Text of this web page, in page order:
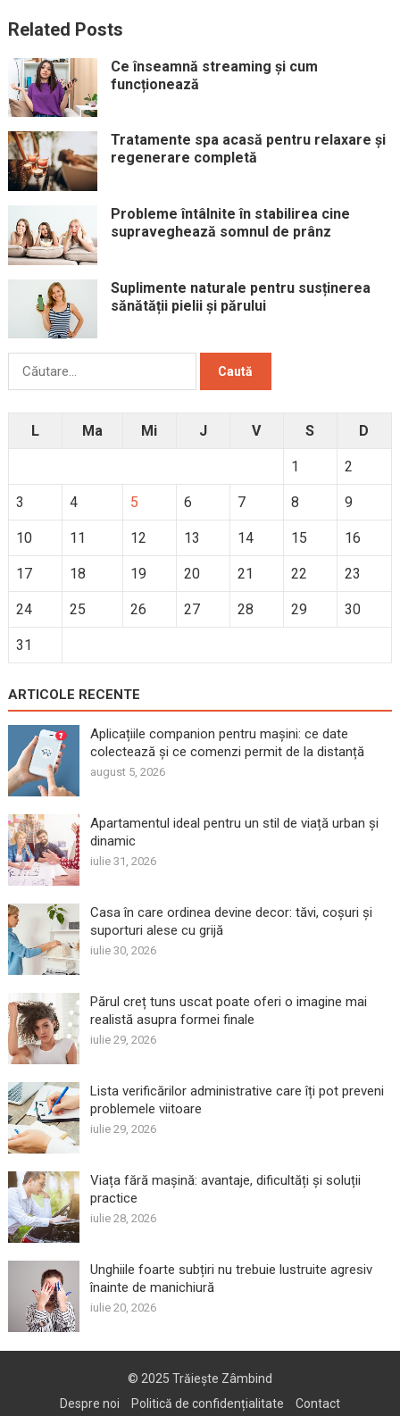
Related Posts
Ce înseamnă streaming și cum
funcționează
Tratamente spa acasă pentru relaxare și
regenerare completă
Probleme întâlnite în stabilirea cine
supraveghează somnul de prânz
Suplimente naturale pentru susținerea
sănătății pielii și părului
Caută
L Ma Mi J V S D
1 2
3 4 5 6 7 8 9
10 11 12 13 14 15 16
17 18 19 20 21 22 23
24 25 26 27 28 29 30
31
ARTICOLE RECENTE
Aplicațiile companion pentru mașini: ce date
colectează și ce comenzi permit de la distanță
august 5, 2026
Apartamentul ideal pentru un stil de viață urban și
dinamic
iulie 31, 2026
Casa în care ordinea devine decor: tăvi, coșuri și
suporturi alese cu grijă
iulie 30, 2026
Părul creț tuns uscat poate oferi o imagine mai
realistă asupra formei finale
iulie 29, 2026
Lista verificărilor administrative care îți pot preveni
problemele viitoare
iulie 29, 2026
Viața fără mașină: avantaje, dificultăți și soluții
practice
iulie 28, 2026
Unghiile foarte subțiri nu trebuie lustruite agresiv
înainte de manichiură
iulie 20, 2026
© 2025 Trăiește Zâmbind
Despre noi
Politică de confidențialitate Contact